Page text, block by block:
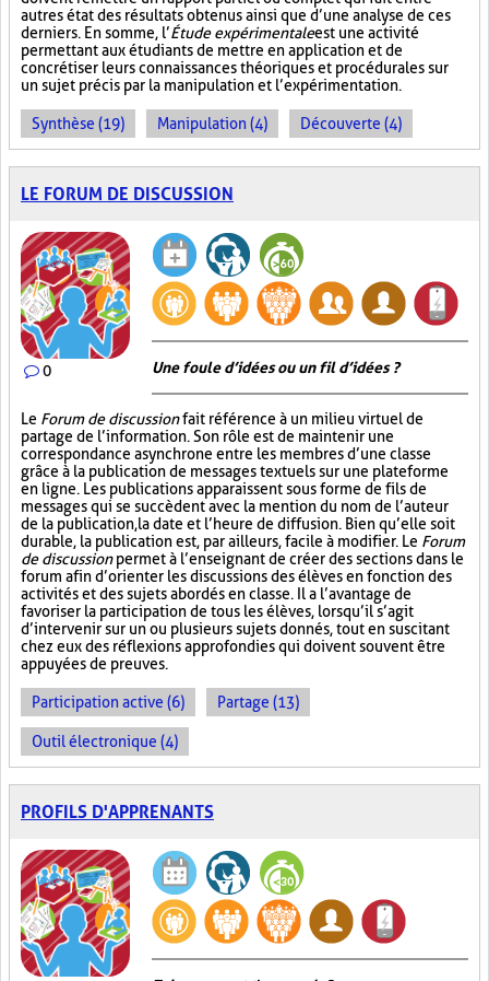
autres état des résultats obtenus ainsi que d’une analyse de ces
derniers. En somme, l’Étude expérimentaleest une activité
permettant aux étudiants de mettre en application et de
concrétiser leurs connaissances théoriques et procédurales sur
un sujet précis par la manipulation et l’expérimentation.
Synthèse (19) Manipulation (4) Découverte (4)
LE FORUM DE DISCUSSION
0 Une foule d’idées ou un fil d’idées ?
Le Forum de discussionfait référence à un milieu virtuel de
partage de l’information. Son rôle est de maintenir une
correspondance asynchrone entre les membres d’une classe
grâce à la publication de messages textuels sur une plateforme
en ligne. Les publications apparaissent sous forme de fils de
messages qui se succèdent avec la mention du nom de l’auteur
de la publication, la date et l’heure de diffusion. Bien qu’elle soit
durable, la publication est, par ailleurs, facile à modifier. Le Forum
de discussionpermet à l’enseignant de créer des sections dans le
forum afin d’orienter les discussions des élèves en fonction des
activités et des sujets abordés en classe. Il a l’avantage de
favoriser la participation de tous les élèves, lorsqu’il s’agit
d’intervenir sur un ou plusieurs sujets donnés, tout en suscitant
chez eux des réflexions approfondies qui doivent souvent être
appuyées de preuves.
Participation active (6) Partage (13)
Outil électronique (4)
PROFILS D'APPRENANTS